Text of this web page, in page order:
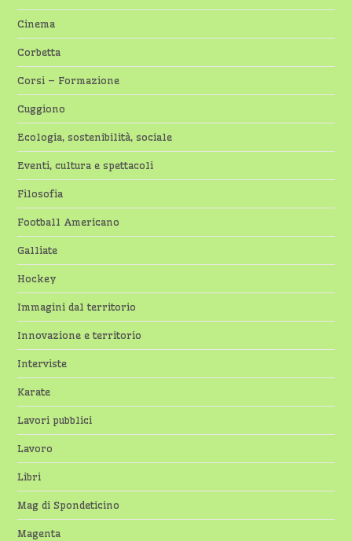
Cinema
Corbetta
Corsi – Formazione
Cuggiono
Ecologia, sostenibilità, sociale
Eventi, cultura e spettacoli
Filosofia
Football Americano
Galliate
Hockey
Immagini dal territorio
Innovazione e territorio
Interviste
Karate
Lavori pubblici
Lavoro
Libri
Mag di Spondeticino
Magenta